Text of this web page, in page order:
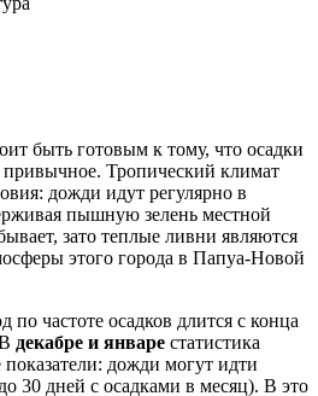
быть готовым к тому, что осадки
привычное. Тропический климат
дожди идут регулярно в
пышную зелень местной
зато теплые ливни являются
этого города в Папуа-Новой
частоте осадков длится с конца
декабре и январе статистика
дожди могут идти
30 дней с осадками в месяц). В это